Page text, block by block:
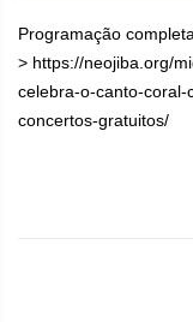
Programação
> https://neojiba.org/
celebra-o-canto-
concertos-gratuitos/